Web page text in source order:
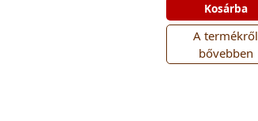
Kosárba
A termékről
bővebben